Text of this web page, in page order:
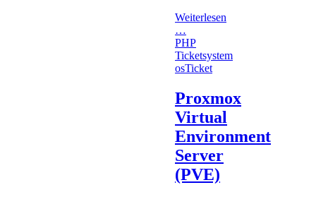
Weiterlesen
…
PHP
Ticketsystem
osTicket
Proxmox
Virtual
Environment
Server
(PVE)